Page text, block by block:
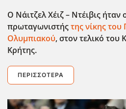
Ο Νάιτζελ Χέιζ – Ντέιβις ήταν
πρωταγωνιστήςτης νίκης
Ολυμπιακού, στον τελικό
Κρήτης.
ΠΕΡΙΣΣΌΤΕΡΑ